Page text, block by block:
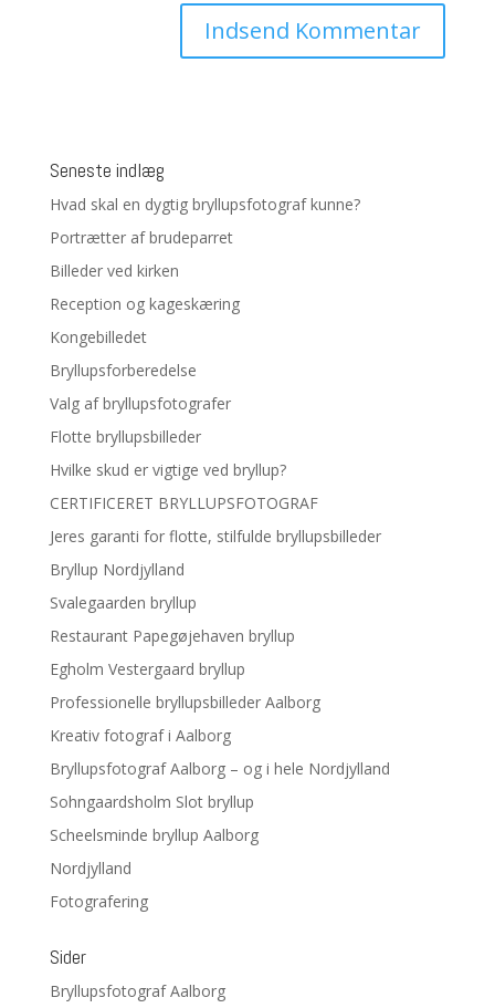
Seneste indlæg
Hvad skal en dygtig bryllupsfotograf kunne?
Portrætter af brudeparret
Billeder ved kirken
Reception og kageskæring
Kongebilledet
Bryllupsforberedelse
Valg af bryllupsfotografer
Flotte bryllupsbilleder
Hvilke skud er vigtige ved bryllup?
CERTIFICERET BRYLLUPSFOTOGRAF
Jeres garanti for flotte, stilfulde bryllupsbilleder
Bryllup Nordjylland
Svalegaarden bryllup
Restaurant Papegøjehaven bryllup
Egholm Vestergaard bryllup
Professionelle bryllupsbilleder Aalborg
Kreativ fotograf i Aalborg
Bryllupsfotograf Aalborg – og i hele Nordjylland
Sohngaardsholm Slot bryllup
Scheelsminde bryllup Aalborg
Nordjylland
Fotografering
Sider
Bryllupsfotograf Aalborg